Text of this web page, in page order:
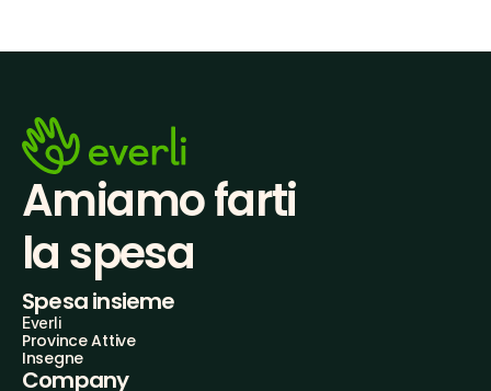
Amiamo farti
la spesa
Spesa insieme
Everli
Province Attive
Insegne
Company